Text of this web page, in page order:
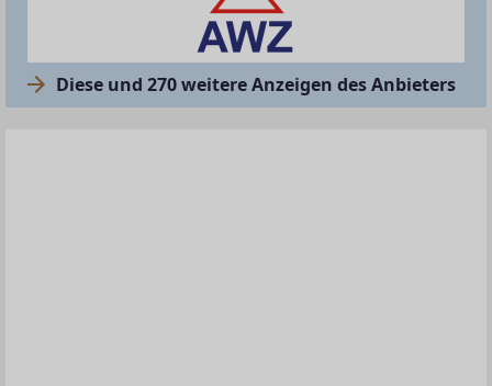
Diese und 270 weitere Anzeigen des Anbieters